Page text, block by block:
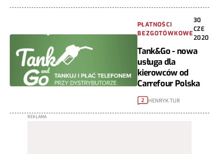
PŁATNOŚCI
BEZGOTÓWKOWE
30
CZE
2020
Tank&Go - nowa
usługa dla
kierowców od
Carrefour Polska
2 HENRYK TUR